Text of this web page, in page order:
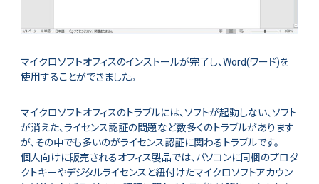
マイクロソフトオフィスのインストールが完了し、Word(ワード)を
使用することができました。
マイクロソフトオフィスのトラブルには、ソフトが起動しない、ソフト
が消えた、ライセンス認証の問題など数多くのトラブルがあります
が、その中でも多いのがライセンス認証に関わるトラブルです。
個人向けに販売されるオフィス製品では、パソコンに同梱のプロダ
クトキーやデジタルライセンスと紐付けたマイクロソフトアカウン